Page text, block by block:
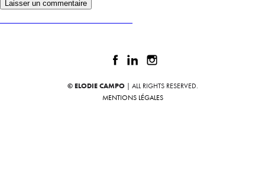
© ELODIE CAMPO| ALL RIGHTS RESERVED.
MENTIONS LÉGALES